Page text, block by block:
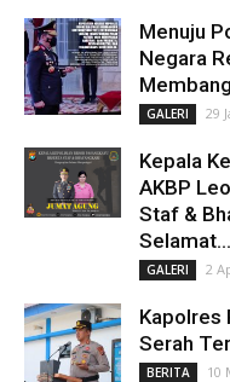
Menuju
Negara
GALERI 29
Kepala
AKBP
Staf &
Selamat...
GALERI 2
Kapolres
Serah
BERITA 10